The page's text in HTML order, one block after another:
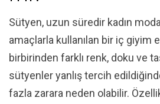
Sütyen, uzun süredir kadın
amaçlarla kullanılan bir iç giyim
birbirinden farklı renk, doku ve
sütyenler yanlış tercih
fazla zarara neden olabilir.